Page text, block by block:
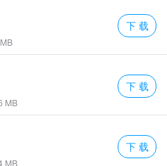
下 载
MB
下 载
MB
下 载